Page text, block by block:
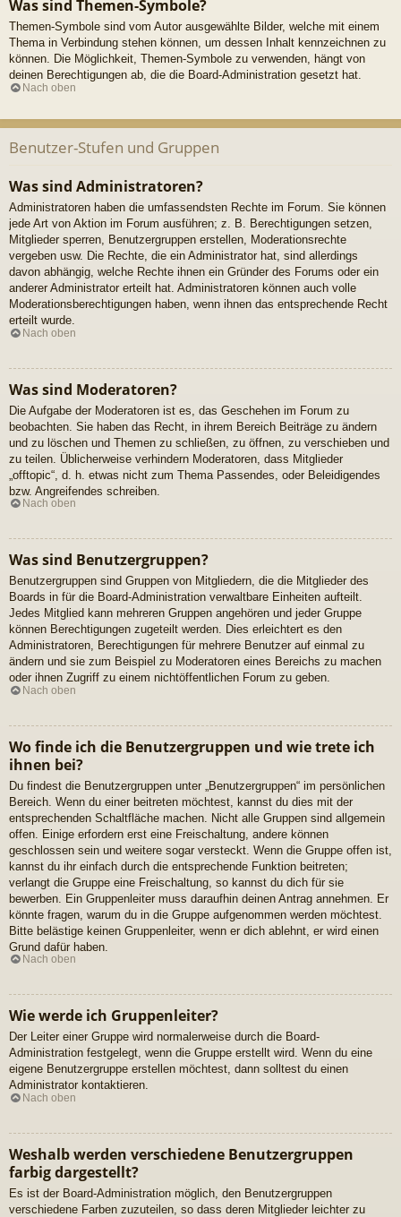
Was sind Themen-Symbole?
Themen-Symbole sind vom Autor ausgewählte Bilder, welche mit einem
Thema in Verbindung stehen können, um dessen Inhalt kennzeichnen zu
können. Die Möglichkeit, Themen-Symbole zu verwenden, hängt von
deinen Berechtigungen ab, die die Board-Administration gesetzt hat.
Nach oben
Benutzer-Stufen und Gruppen
Was sind Administratoren?
Administratoren haben die umfassendsten Rechte im Forum. Sie können
jede Art von Aktion im Forum ausführen; z. B. Berechtigungen setzen,
Mitglieder sperren, Benutzergruppen erstellen, Moderationsrechte
vergeben usw. Die Rechte, die ein Administrator hat, sind allerdings
davon abhängig, welche Rechte ihnen ein Gründer des Forums oder ein
anderer Administrator erteilt hat. Administratoren können auch volle
Moderationsberechtigungen haben, wenn ihnen das entsprechende Recht
erteilt wurde.
Nach oben
Was sind Moderatoren?
Die Aufgabe der Moderatoren ist es, das Geschehen im Forum zu
beobachten. Sie haben das Recht, in ihrem Bereich Beiträge zu ändern
und zu löschen und Themen zu schließen, zu öffnen, zu verschieben und
zu teilen. Üblicherweise verhindern Moderatoren, dass Mitglieder
„offtopic“, d. h. etwas nicht zum Thema Passendes, oder Beleidigendes
bzw. Angreifendes schreiben.
Nach oben
Was sind Benutzergruppen?
Benutzergruppen sind Gruppen von Mitgliedern, die die Mitglieder des
Boards in für die Board-Administration verwaltbare Einheiten aufteilt.
Jedes Mitglied kann mehreren Gruppen angehören und jeder Gruppe
können Berechtigungen zugeteilt werden. Dies erleichtert es den
Administratoren, Berechtigungen für mehrere Benutzer auf einmal zu
ändern und sie zum Beispiel zu Moderatoren eines Bereichs zu machen
oder ihnen Zugriff zu einem nichtöffentlichen Forum zu geben.
Nach oben
Wo finde ich die Benutzergruppen und wie trete ich
ihnen bei?
Du findest die Benutzergruppen unter „Benutzergruppen“ im persönlichen
Bereich. Wenn du einer beitreten möchtest, kannst du dies mit der
entsprechenden Schaltfläche machen. Nicht alle Gruppen sind allgemein
offen. Einige erfordern erst eine Freischaltung, andere können
geschlossen sein und weitere sogar versteckt. Wenn die Gruppe offen ist,
kannst du ihr einfach durch die entsprechende Funktion beitreten;
verlangt die Gruppe eine Freischaltung, so kannst du dich für sie
bewerben. Ein Gruppenleiter muss daraufhin deinen Antrag annehmen. Er
könnte fragen, warum du in die Gruppe aufgenommen werden möchtest.
Bitte belästige keinen Gruppenleiter, wenn er dich ablehnt, er wird einen
Grund dafür haben.
Nach oben
Wie werde ich Gruppenleiter?
Der Leiter einer Gruppe wird normalerweise durch die Board-
Administration festgelegt, wenn die Gruppe erstellt wird. Wenn du eine
eigene Benutzergruppe erstellen möchtest, dann solltest du einen
Administrator kontaktieren.
Nach oben
Weshalb werden verschiedene Benutzergruppen
farbig dargestellt?
Es ist der Board-Administration möglich, den Benutzergruppen
verschiedene Farben zuzuteilen, so dass deren Mitglieder leichter zu